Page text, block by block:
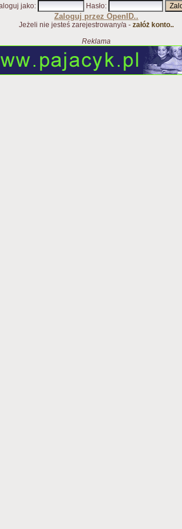
jako: Hasło:
Zaloguj przez OpenID..
Jeżeli nie jesteś zarejestrowany/a - załóż konto..
Reklama